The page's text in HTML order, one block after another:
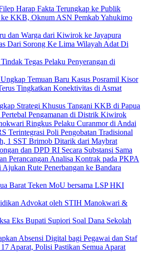
Harap Fakta Terungkap ke Publik
ke KKB, Oknum ASN Pemkab Yahukimo
dan Warga dari Kiwirok ke Jayapura
Dari Sorong Ke Lima Wilayah Adat Di
Tegas Pelaku Penyerangan di
Temuan Baru Kasus Posramil Kisor
Tingkatkan Konektivitas di Asmat
Strategi Khusus Tangani KKB di Papua
Pengamanan di Distrik Kiwirok
Ringkus Pelaku Curanmor di Andai
Terintegrasi Poli Pengobatan Tradisional
1 SST Brimob Ditarik dari Maybrat
dan DPD RI Secara Substansi Sama
Perancangan Analisa Kontrak pada PKPA
Rute Penerbangan ke Bandara
Barat Teken MoU bersama LSP HKI
Advokat oleh STIH Manokwari &
Eks Bupati Supiori Soal Dana Sekolah
Absensi Digital bagi Pegawai dan Staf
Aparat, Polisi Pastikan Semua Aparat